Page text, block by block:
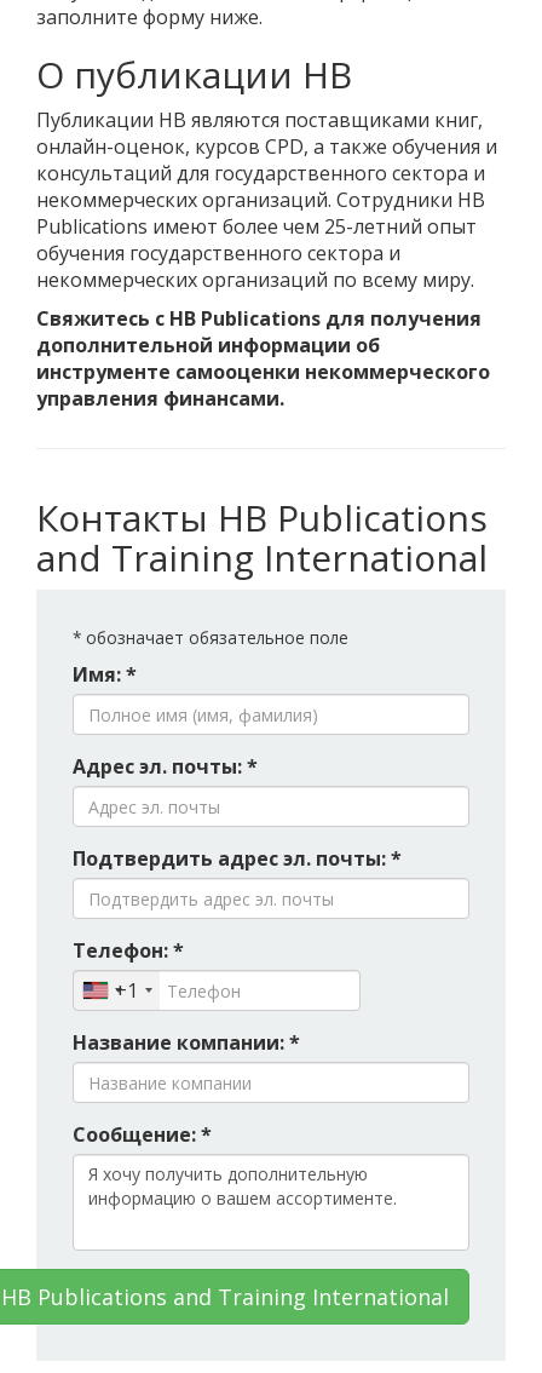
заполните форму ниже.
О публикации HB
Публикации HB являются поставщиками книг,
онлайн-оценок, курсов CPD, а также обучения и
консультаций для государственного сектора и
некоммерческих организаций. Сотрудники HB
Publications имеют более чем 25-летний опыт
обучения государственного сектора и
некоммерческих организаций по всему миру.
Свяжитесь с HB Publications для получения
дополнительной информации об
инструменте самооценки некоммерческого
управления финансами.
Контакты HB Publications
and Training International
* обозначает обязательное поле
Имя: *
Адрес эл. почты: *
Подтвердить адрес эл. почты: *
Телефон: *
+1
Название компании: *
Сообщение: *
Publications and Training International